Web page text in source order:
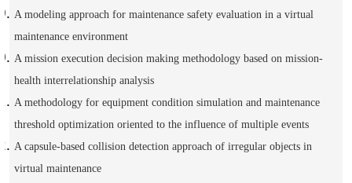
A modeling approach for maintenance safety evaluation in a virtual
maintenance environment
A mission execution decision making methodology based on mission-
health interrelationship analysis
A methodology for equipment condition simulation and maintenance
threshold optimization oriented to the influence of multiple events
A capsule-based collision detection approach of irregular objects in
virtual maintenance